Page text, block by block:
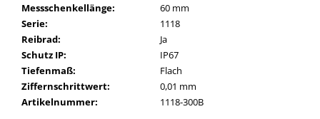
Messschenkellänge:
60 mm
Serie:
1118
Reibrad:
Ja
Schutz IP:
IP67
Tiefenmaß:
Flach
Ziffernschrittwert:
0,01 mm
Artikelnummer: 1118-300B